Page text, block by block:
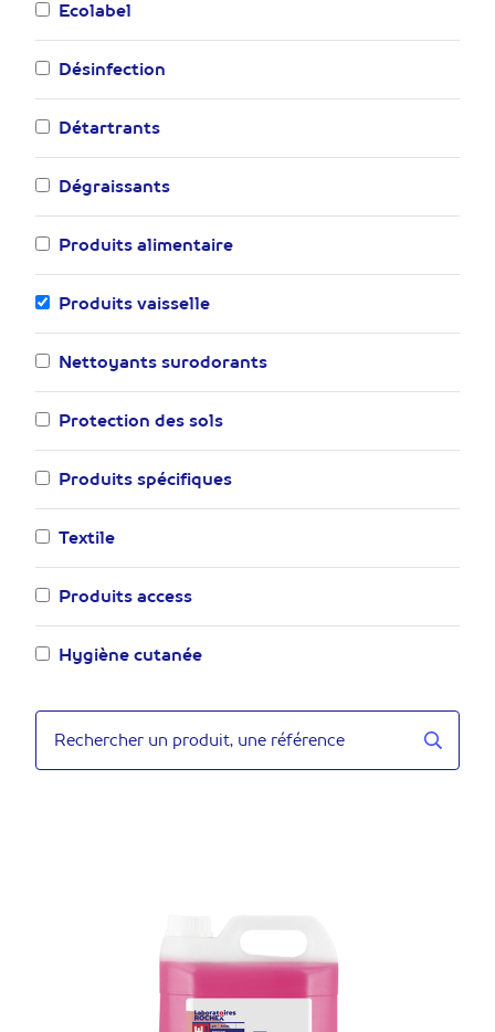
Ecolabel
Désinfection
Détartrants
Dégraissants
Produits alimentaire
Produits vaisselle
Nettoyants surodorants
Protection des sols
Produits spécifiques
Textile
Produits access
Hygiène cutanée